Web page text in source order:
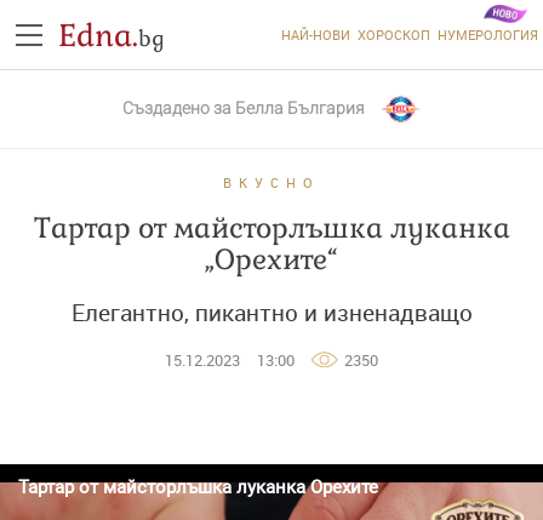
Edna.bg НАЙ-НОВИ ХОРОСКОП НУМЕРОЛОГИЯ
Създадено за Белла България
ВКУСНО
Тартар от майсторлъшка луканка
„Орехите“
Елегантно, пикантно и изненадващо
15.12.2023 13:00 2350